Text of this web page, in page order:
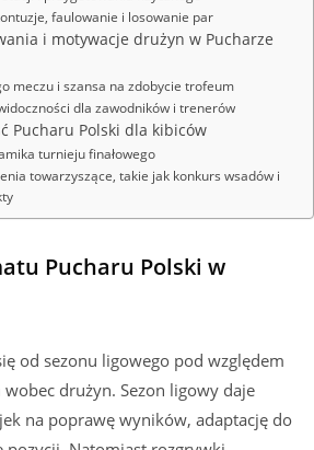
faulowanie i losowanie par
i motywacje drużyn w Pucharze
meczu i szansa na zdobycie trofeum
dla zawodników i trenerów
Pucharu Polski dla kibiców
turnieju finałowego
towarzyszące, takie jak konkurs wsadów i
Pucharu Polski w
od sezonu ligowego pod względem
drużyn. Sezon ligowy daje
na poprawę wyników, adaptację do